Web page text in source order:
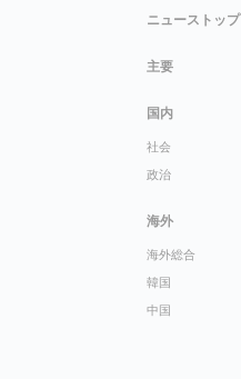
ニューストップ
主要
国内
社会
政治
海外
海外総合
韓国
中国